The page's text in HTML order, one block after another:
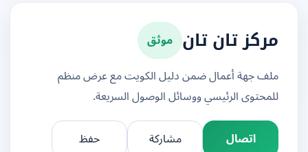
مركز تان تان موثق
ملف جهة أعمال ضمن دليل الكويت مع عرض منظم
للمحتوى الرئيسي ووسائل الوصول السريعة.
اتصال
مشاركة